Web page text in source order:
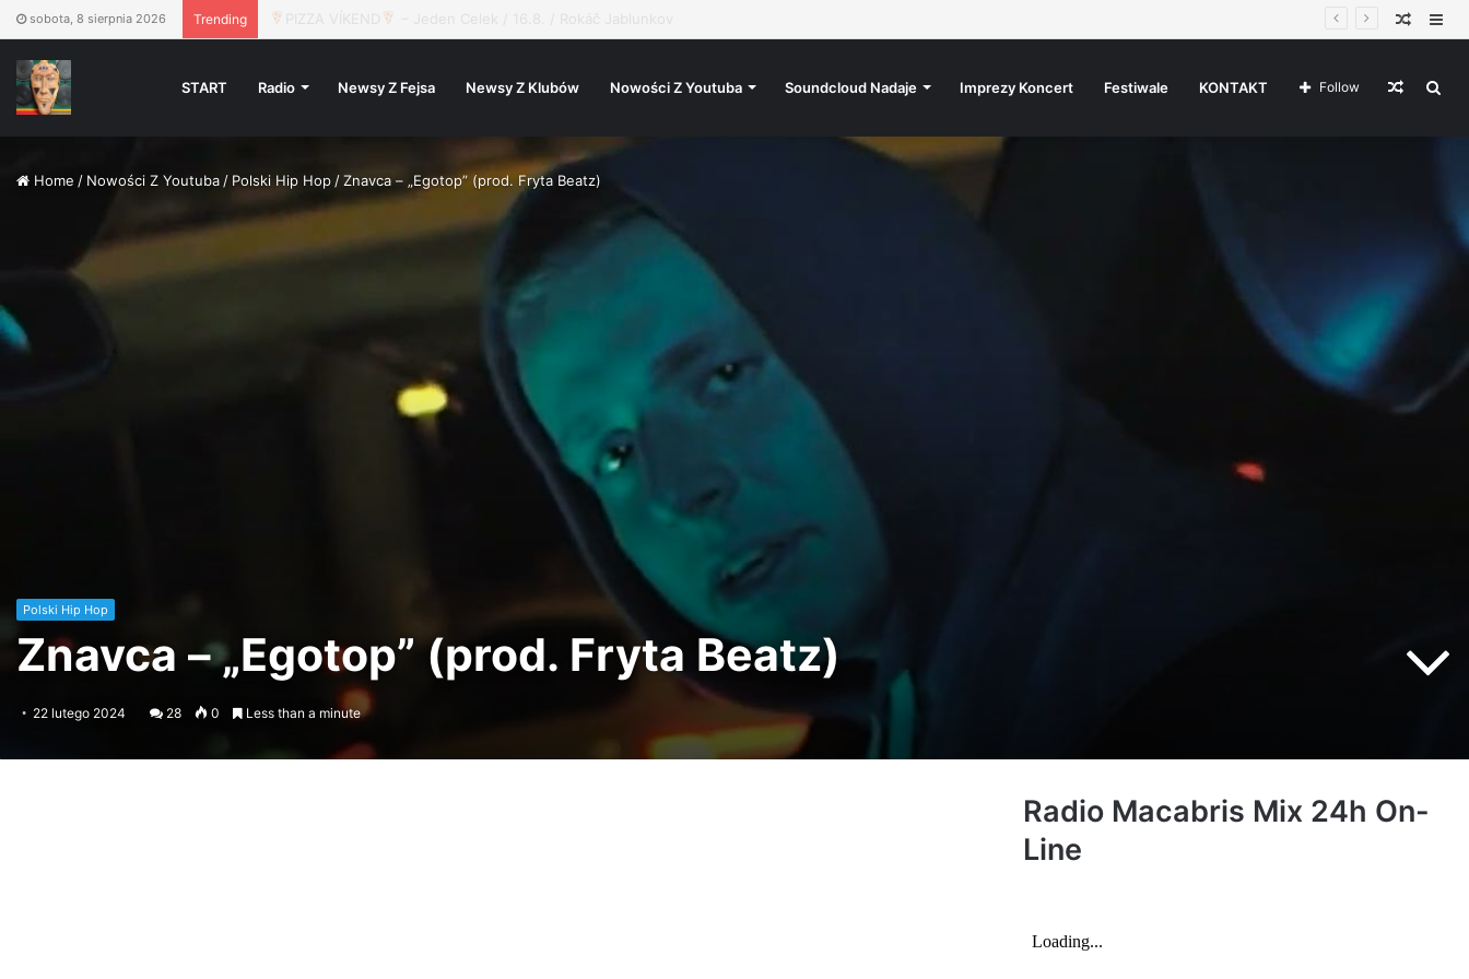
sobota, 8 sierpnia 2026 Trending Jano dał nam „Drugą szansę”! Random
START Radio Newsy Z Fejsa Newsy Z Klubów Nowości Z Youtuba Soundcloud Nadaje Imprezy Koncert Festiwale KONTAKT Random
Follow
Home / Nowości Z Youtuba / Polski Hip Hop /Znavca – „Egotop” (prod. Fryta Beatz)
Polski Hip Hop
Znavca – „Egotop” (prod. Fryta Beatz)
22 lutego 2024 28 0 Less than a minute
Radio Macabris Mix 24h On-
Line